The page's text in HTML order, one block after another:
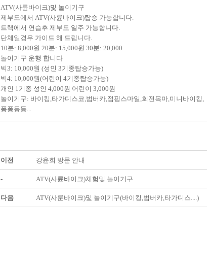
ATV(사륜바이크)및 놀이기구
제부도에서 ATV(사륜바이크)탑승 가능합니다.
트랙에서 연습후 제부도 일주 가능합니다.
단체일경우 가이드 해 드립니다.
10분: 8,000원 20분: 15,000원 30분: 20,000
놀이기구 운행 합니다
빅3: 10,000원 (성인 3기종탑승가능)
빅4: 10,000원(어린이 4기종탑승가능)
개인 1기종 성인 4,000원 어린이 3,000원
놀이기구: 바이킹,타가디스코,범버카,점핑스마일,회전목마,미니바이킹,
퐁퐁등등...
이전 강윤희 방문 안내
- ATV(사륜바이크)체험및 놀이기구
다음 ATV(사룬바이크)및 놀이기구(바이킹,범버카,타가디스....)